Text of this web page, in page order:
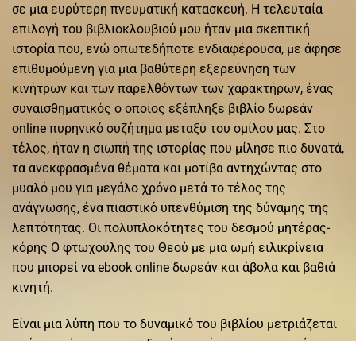
σε μια ευρύτερη πνευματική κατασκευή. Η τελευταία
επιλογή του βιβλιοκλουβιού μου ήταν μια σκεπτική
ιστορία που, ενώ οπωτεδήποτε ενδιαφέρουσα, με άφησε
επιθυμούμενη για μια βαθύτερη εξερεύνηση των
κινήτρων και των παρελθόντων των χαρακτήρων, ένας
συναισθηματικός ο οποίος εξέπληξε βιβλίο δωρεάν
online πυρηνικό συζήτημα μεταξύ του ομίλου μας. Στο
τέλος, ήταν η σιωπή της ιστορίας που μίλησε πιο δυνατά,
τα ανεκφρασμένα θέματα και μοτίβα αντηχώντας στο
μυαλό μου για μεγάλο χρόνο μετά το τέλος της
ανάγνωσης, ένα πιαστικό υπενθύμιση της δύναμης της
λεπτότητας. Οι πολυπλοκότητες του δεσμού μητέρας-
κόρης Ο φτωχούλης του Θεού με μια ωμή ειλικρίνεια
που μπορεί να ebook online δωρεάν και άβολα και βαθιά
κινητή.
Είναι μια λύπη που το δυναμικό του βιβλίου μετριάζεται